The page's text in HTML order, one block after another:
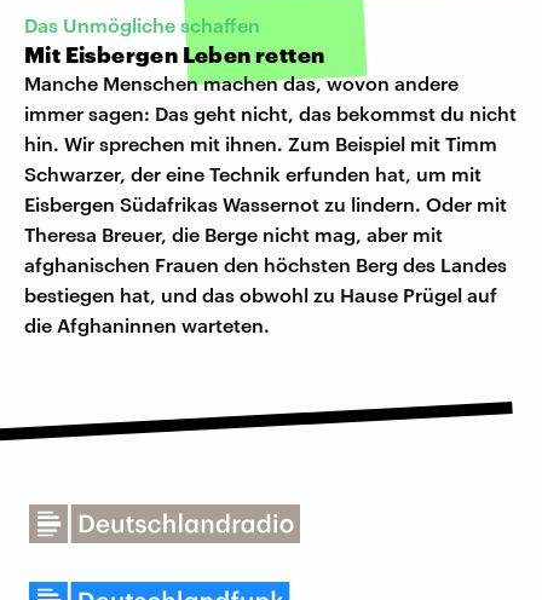
Das Unmögliche schaffen
Mit Eisbergen Leben retten
Manche Menschen machen das, wovon andere
immer sagen: Das geht nicht, das bekommst du nicht
hin. Wir sprechen mit ihnen. Zum Beispiel mit Timm
Schwarzer, der eine Technik erfunden hat, um mit
Eisbergen Südafrikas Wassernot zu lindern. Oder mit
Theresa Breuer, die Berge nicht mag, aber mit
afghanischen Frauen den höchsten Berg des Landes
bestiegen hat, und das obwohl zu Hause Prügel auf
die Afghaninnen warteten.